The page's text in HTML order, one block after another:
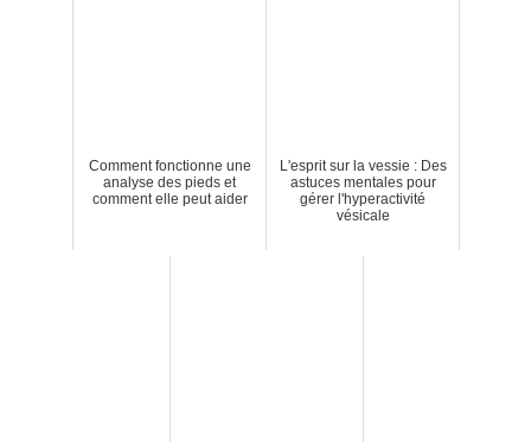
Comment fonctionne une
analyse des pieds et
comment elle peut aider
L'esprit sur la vessie : Des
astuces mentales pour
gérer l'hyperactivité
vésicale